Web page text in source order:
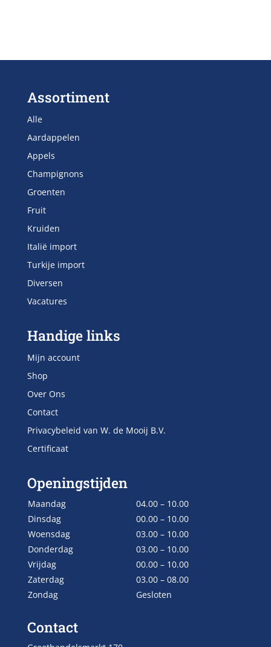
Assortiment
Alle
Aardappelen
Appels
Champignons
Groenten
Fruit
Kruiden
Italië import
Turkije import
Diversen
Vacatures
Handige links
Mijn account
Shop
Over Ons
Contact
Privacybeleid van W. de Mooij B.V.
Certificaat
Openingstijden
Maandag
04.00 – 10.00
Dinsdag
00.00 – 10.00
Woensdag
03.00 – 10.00
Donderdag
03.00 – 10.00
Vrijdag
00.00 – 10.00
Zaterdag
03.00 – 08.00
Zondag
Gesloten
Contact